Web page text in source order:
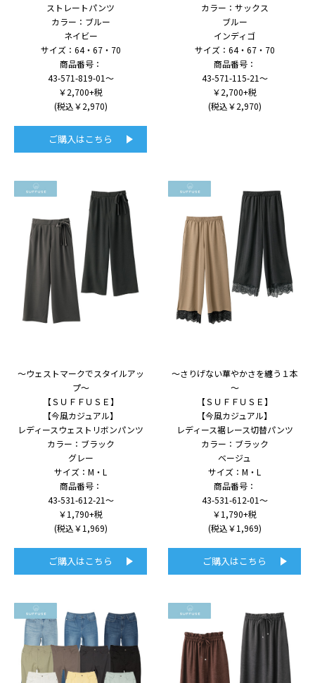
ストレートパンツ
カラー：ブルー
ネイビー
サイズ：64・67・70
商品番号：
43-571-819-01～
￥2,700+税
(税込￥2,970)
ご購入はこちら
カラー：サックス
ブルー
インディゴ
サイズ：64・67・70
商品番号：
43-571-115-21～
￥2,700+税
(税込￥2,970)
～ウェストマークでスタイルアッ
プ～
【ＳＵＦＦＵＳＥ】
【今風カジュアル】
レディースウェストリボンパンツ
カラー：ブラック
グレー
サイズ：M・L
商品番号：
43-531-612-21～
￥1,790+税
(税込￥1,969)
ご購入はこちら
～さりげない華やかさを纏う１本
～
【ＳＵＦＦＵＳＥ】
【今風カジュアル】
レディース裾レース切替パンツ
カラー：ブラック
ベージュ
サイズ：M・L
商品番号：
43-531-612-01～
￥1,790+税
(税込￥1,969)
ご購入はこちら